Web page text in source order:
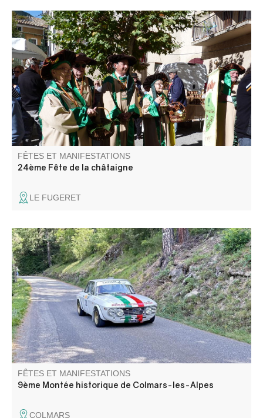
Le village fête la châtaigne avec un marché, des
dégustations, des animations et le Train des pignes à
vapeur qui, pour sa dernière sortie de la saison, circule
entre Puget-Théniers et Le Fugeret.
FÊTES ET MANIFESTATIONS
24ème Fête de la châtaigne
LE FUGERET
La Montée Historique est ouverte aux autos de course de
collection ainsi qu’à des voitures prestigieuses, rares, à
caractère exceptionnel. Elle se tient dans les lacets du
mythique Col des Champs qui domine la cité fortifiée.
FÊTES ET MANIFESTATIONS
9ème Montée historique de Colmars-les-Alpes
COLMARS